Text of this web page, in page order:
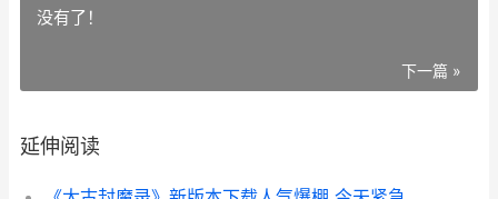
没有了！
下一篇 »
延伸阅读